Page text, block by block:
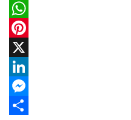
Email
WhatsApp
Pinterest
X
LinkedIn
Messenger